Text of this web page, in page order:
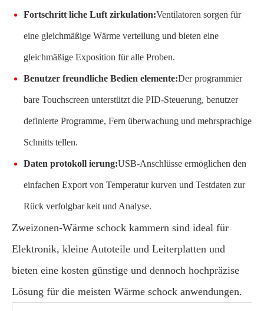
Fortschritt liche Luft zirkulation:Ventilatoren sorgen für
eine gleichmäßige Wärme verteilung und bieten eine
gleichmäßige Exposition für alle Proben.
Benutzer freundliche Bedien elemente:Der programmier
bare Touchscreen unterstützt die PID-Steuerung, benutzer
definierte Programme, Fern überwachung und mehrsprachige
Schnitts tellen.
Daten protokoll ierung:USB-Anschlüsse ermöglichen den
einfachen Export von Temperatur kurven und Testdaten zur
Rück verfolgbar keit und Analyse.
Zweizonen-Wärme schock kammern sind ideal für
Elektronik, kleine Autoteile und Leiterplatten und
bieten eine kosten günstige und dennoch hochpräzise
Lösung für die meisten Wärme schock anwendungen.